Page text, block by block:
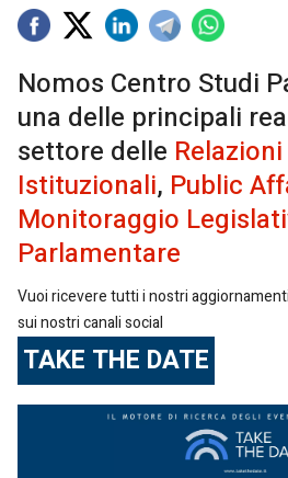
Nomos Centro Studi
una delle principali
settore delle Relazioni
Istituzionali, Public
Monitoraggio
Parlamentare
Vuoi ricevere tutti i nostri
sui nostri canali social
TAKE THE DATE